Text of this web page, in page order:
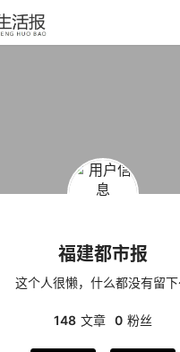
福建都市报
这个人很懒，什么都没有留
148 文章 0 粉丝